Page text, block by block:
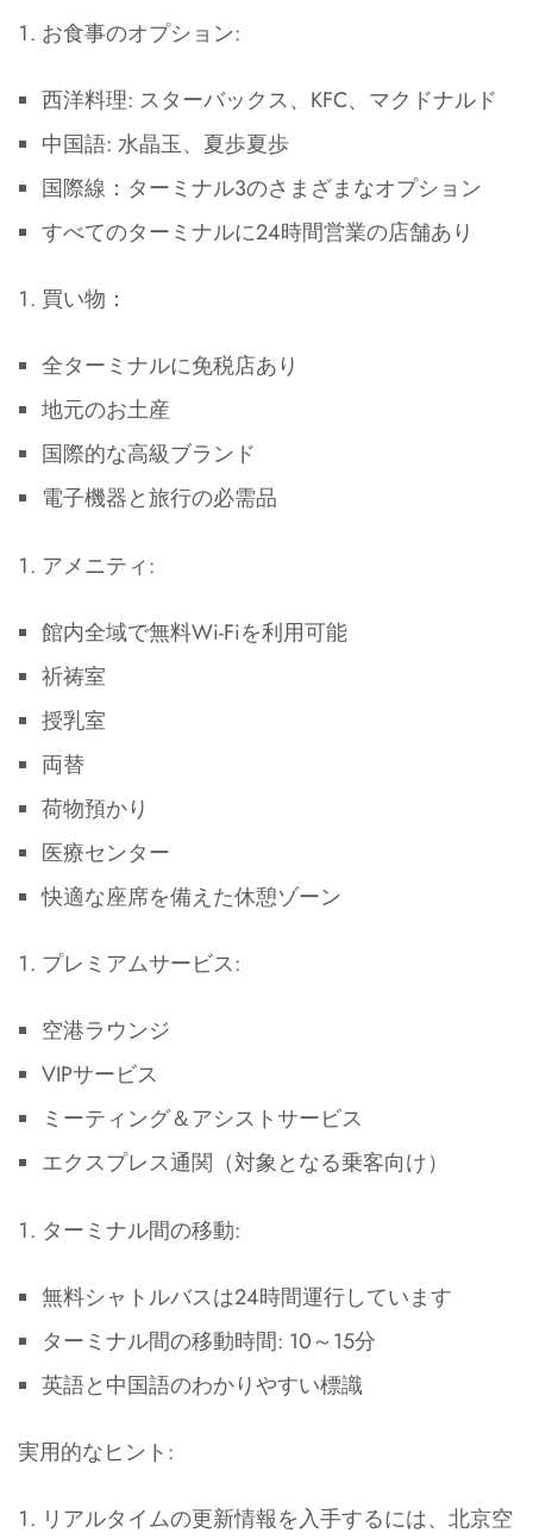
お食事のオプション:
西洋料理: スターバックス、KFC、マクドナルド
中国語: 水晶玉、夏歩夏歩
国際線：ターミナル3のさまざまなオプション
すべてのターミナルに24時間営業の店舗あり
買い物：
全ターミナルに免税店あり
地元のお土産
国際的な高級ブランド
電子機器と旅行の必需品
アメニティ:
館内全域で無料Wi-Fiを利用可能
祈祷室
授乳室
両替
荷物預かり
医療センター
快適な座席を備えた休憩ゾーン
プレミアムサービス:
空港ラウンジ
VIPサービス
ミーティング＆アシストサービス
エクスプレス通関（対象となる乗客向け）
ターミナル間の移動:
無料シャトルバスは24時間運行しています
ターミナル間の移動時間: 10～15分
英語と中国語のわかりやすい標識
実用的なヒント:
リアルタイムの更新情報を入手するには、北京空